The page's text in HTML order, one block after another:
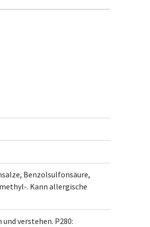
Benzolsulfonsäure,
. Kann allergische
und verstehen. P280: